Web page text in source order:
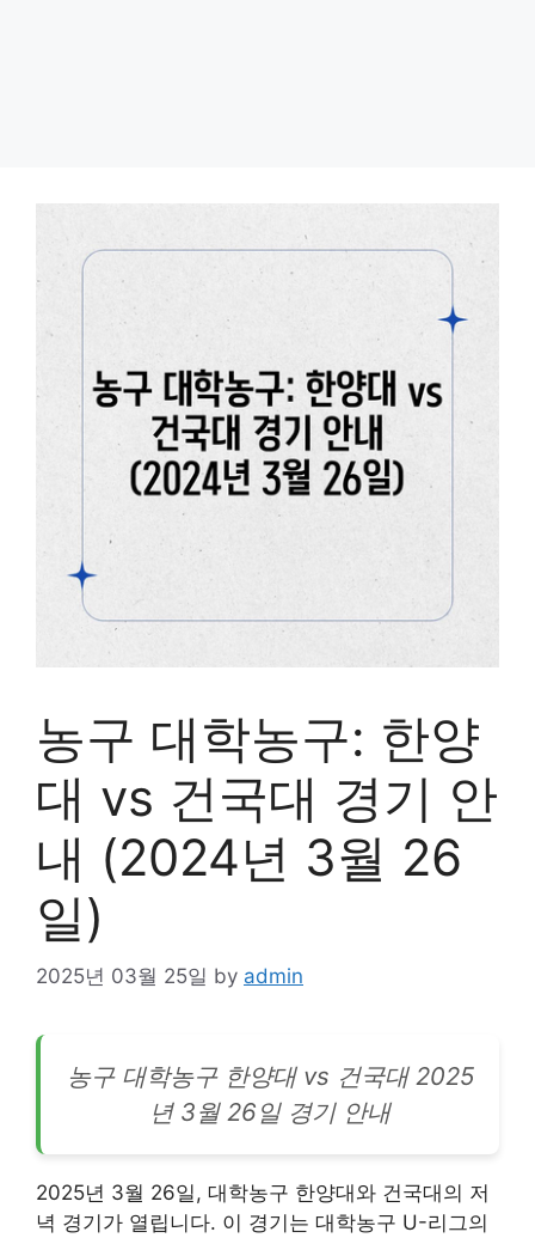
농구 대학농구: 한양
대 vs 건국대 경기 안
내 (2024년 3월 26
일)
2025년 03월 25일 by admin
농구 대학농구 한양대 vs 건국대 2025
년 3월 26일 경기 안내
2025년 3월 26일, 대학농구 한양대와 건국대의 저
녁 경기가 열립니다. 이 경기는 대학농구 U-리그의